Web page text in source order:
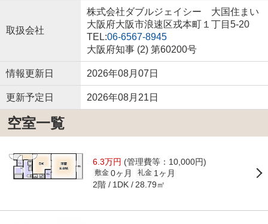
取扱会社
株式会社ダブルジェイシー 大国住まい
大阪府大阪市浪速区戎本町１丁目5-20
TEL:06-6567-8945
大阪府知事 (2) 第60200号
情報更新日 2026年08月07日
更新予定日 2026年08月21日
空室一覧
6.3万円 (管理費等：10,000円)
敷金 0ヶ月 礼金 1ヶ月
2階 1DK 28.79㎡